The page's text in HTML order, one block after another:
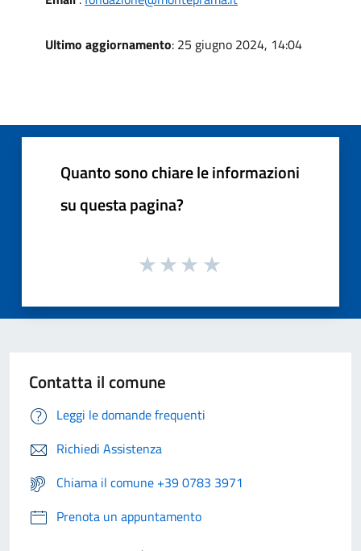
Ultimo aggiornamento: 25 giugno 2024, 14:04
Quanto sono chiare le informazioni
su questa pagina?
Contatta il comune
Leggi le domande frequenti
Richiedi Assistenza
Chiama il comune +39 0783 3971
Prenota un appuntamento